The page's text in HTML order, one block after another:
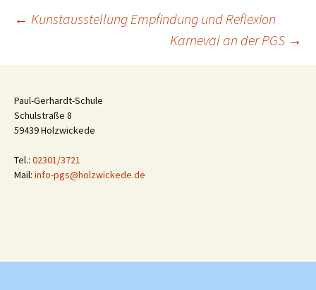
Beitragsnavigation
← Kunstausstellung Empfindung und Reflexion
Karneval an der PGS →
Paul-Gerhardt-Schule
Schulstraße 8
59439 Holzwickede
Tel.: 02301/3721
Mail: info-pgs@holzwickede.de